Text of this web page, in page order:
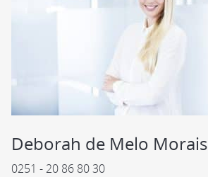
Deborah de Melo Morais
0251 - 20 86 80 30